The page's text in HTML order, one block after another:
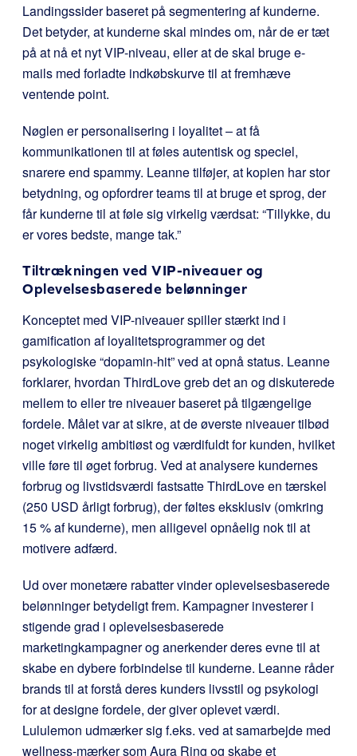
Landingssider baseret på segmentering af kunderne.
Det betyder, at kunderne skal mindes om, når de er tæt
på at nå et nyt VIP-niveau, eller at de skal bruge e-
mails med forladte indkøbskurve til at fremhæve
ventende point.
Nøglen er personalisering i loyalitet – at få
kommunikationen til at føles autentisk og speciel,
snarere end spammy. Leanne tilføjer, at kopien har stor
betydning, og opfordrer teams til at bruge et sprog, der
får kunderne til at føle sig virkelig værdsat: “Tillykke, du
er vores bedste, mange tak.”
Tiltrækningen ved VIP-niveauer og
Oplevelsesbaserede belønninger
Konceptet med VIP-niveauer spiller stærkt ind i
gamification af loyalitetsprogrammer og det
psykologiske “dopamin-hit” ved at opnå status. Leanne
forklarer, hvordan ThirdLove greb det an og diskuterede
mellem to eller tre niveauer baseret på tilgængelige
fordele. Målet var at sikre, at de øverste niveauer tilbød
noget virkelig ambitiøst og værdifuldt for kunden, hvilket
ville føre til øget forbrug. Ved at analysere kundernes
forbrug og livstidsværdi fastsatte ThirdLove en tærskel
(250 USD årligt forbrug), der føltes eksklusiv (omkring
15 % af kunderne), men alligevel opnåelig nok til at
motivere adfærd.
Ud over monetære rabatter vinder oplevelsesbaserede
belønninger betydeligt frem. Kampagner investerer i
stigende grad i oplevelsesbaserede
marketingkampagner og anerkender deres evne til at
skabe en dybere forbindelse til kunderne. Leanne råder
brands til at forstå deres kunders livsstil og psykologi
for at designe fordele, der giver oplevet værdi.
Lululemon udmærker sig f.eks. ved at samarbejde med
wellness-mærker som Aura Ring og skabe et